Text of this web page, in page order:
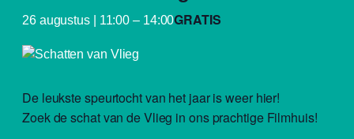
26 augustus | 11:00 – 14:00GRATIS
De leukste speurtocht van het jaar is weer hier!
Zoek de schat van de Vlieg in ons prachtige Filmhuis!